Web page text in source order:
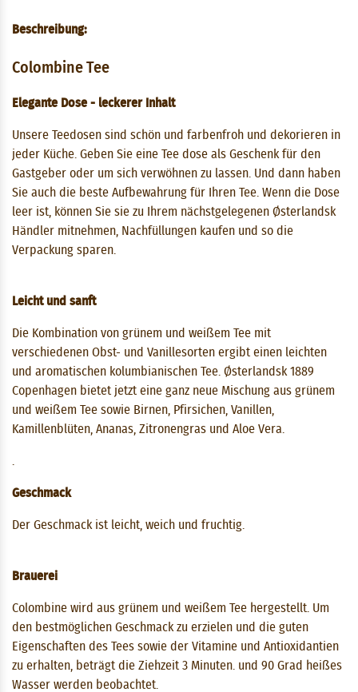
Beschreibung:
Colombine Tee
Elegante Dose - leckerer Inhalt
Unsere Teedosen sind schön und farbenfroh und dekorieren in
jeder Küche. Geben Sie eine Tee dose als Geschenk für den
Gastgeber oder um sich verwöhnen zu lassen. Und dann haben
Sie auch die beste Aufbewahrung für Ihren Tee. Wenn die Dose
leer ist, können Sie sie zu Ihrem nächstgelegenen Østerlandsk
Händler mitnehmen, Nachfüllungen kaufen und so die
Verpackung sparen.
Leicht und sanft
Die Kombination von grünem und weißem Tee mit
verschiedenen Obst- und Vanillesorten ergibt einen leichten
und aromatischen kolumbianischen Tee. Østerlandsk 1889
Copenhagen bietet jetzt eine ganz neue Mischung aus grünem
und weißem Tee sowie Birnen, Pfirsichen, Vanillen,
Kamillenblüten, Ananas, Zitronengras und Aloe Vera.
Geschmack
Der Geschmack ist leicht, weich und fruchtig.
Brauerei
Colombine wird aus grünem und weißem Tee hergestellt. Um
den bestmöglichen Geschmack zu erzielen und die guten
Eigenschaften des Tees sowie der Vitamine und Antioxidantien
zu erhalten, beträgt die Ziehzeit 3 ​​Minuten. und 90 Grad heißes
Wasser werden beobachtet.